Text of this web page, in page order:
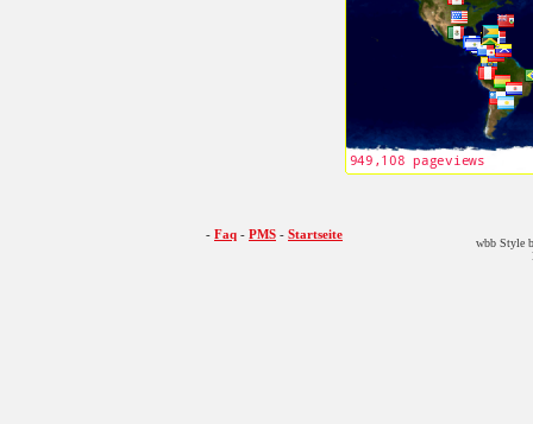
- Faq - PMS - Startseite
wbb Style